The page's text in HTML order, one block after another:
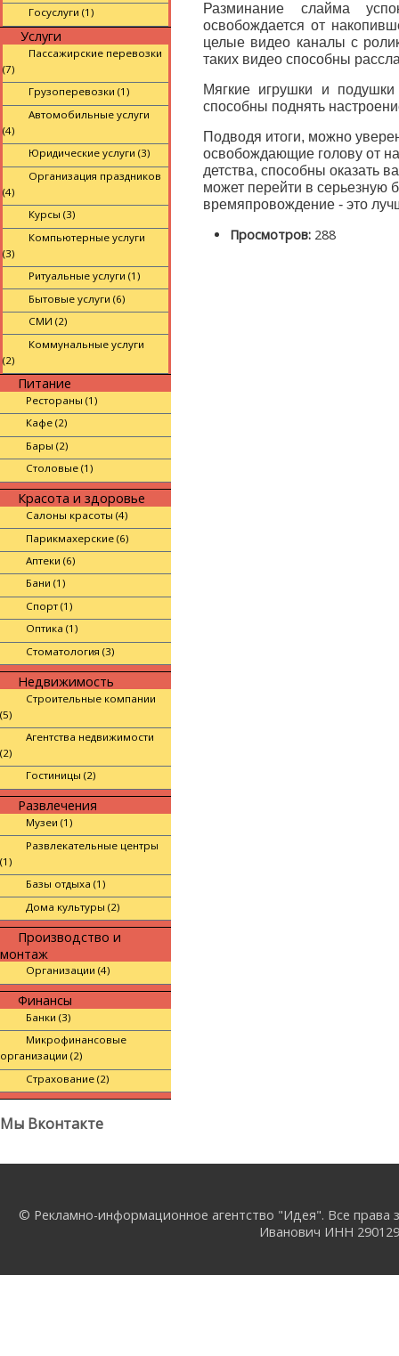
Госуслуги (1)
Услуги
Пассажирские перевозки
(7)
Грузоперевозки (1)
Автомобильные услуги
(4)
Юридические услуги (3)
Организация праздников
(4)
Курсы (3)
Компьютерные услуги
(3)
Ритуальные услуги (1)
Бытовые услуги (6)
СМИ (2)
Коммунальные услуги
(2)
Питание
Рестораны (1)
Кафе (2)
Бары (2)
Столовые (1)
Красота и здоровье
Салоны красоты (4)
Парикмахерские (6)
Аптеки (6)
Бани (1)
Спорт (1)
Оптика (1)
Стоматология (3)
Недвижимость
Строительные компании
(5)
Агентства недвижимости
(2)
Гостиницы (2)
Развлечения
Музеи (1)
Развлекательные центры
(1)
Базы отдыха (1)
Дома культуры (2)
Производство и
монтаж
Организации (4)
Финансы
Банки (3)
Микрофинансовые
организации (2)
Страхование (2)
Мы Вконтакте
Разминание слайма
освобождается от
целые видео каналы с
таких видео способны
Мягкие игрушки и
способны поднять
Подводя итоги, можно
освобождающие голову от
детства, способны оказать
может перейти в серьезную
времяпровождение - это
Просмотров: 288
© Рекламно-информационное агентство "Идея". Все права
Иванович ИНН